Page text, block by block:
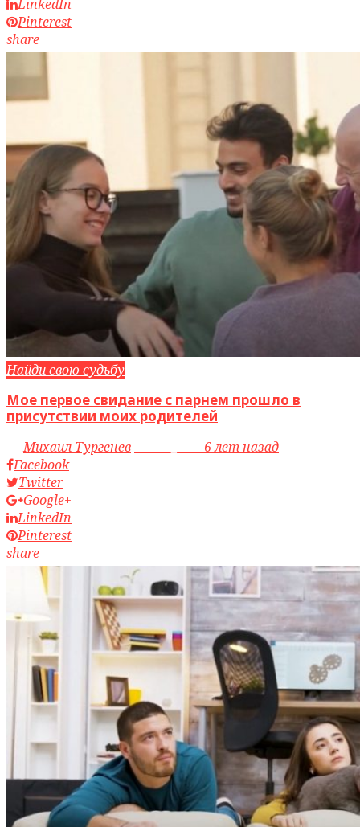
LinkedIn
Pinterest
share
Найди свою судьбу
Мое первое свидание с парнем прошло в
присутствии моих родителей
byМихаил Тургенев
6 лет назад
Facebook
Twitter
Google+
LinkedIn
Pinterest
share